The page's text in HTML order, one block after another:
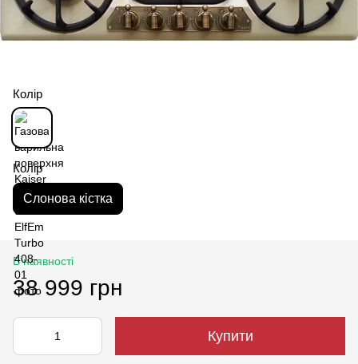
Колір
Колір
Слонова кістка
В наявності
38 999 грн
Купити